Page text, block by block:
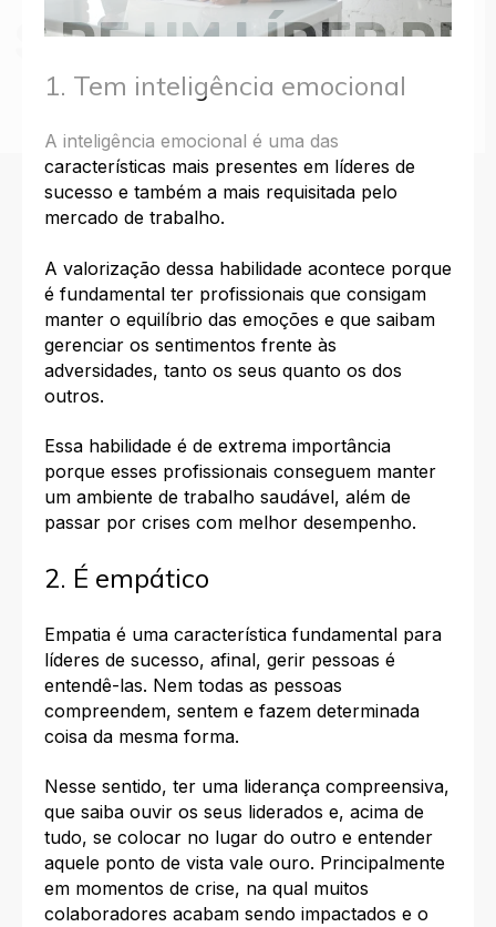
S DE UM LÍDER DE
SUCESSO
1. Tem inteligência emocional
A inteligência emocional é uma das
características mais presentes em líderes de
sucesso e também a mais requisitada pelo
mercado de trabalho.
A valorização dessa habilidade acontece porque
é fundamental ter profissionais que consigam
manter o equilíbrio das emoções e que saibam
gerenciar os sentimentos frente às
adversidades, tanto os seus quanto os dos
outros.
Essa habilidade é de extrema importância
porque esses profissionais conseguem manter
um ambiente de trabalho saudável, além de
passar por crises com melhor desempenho.
2. É empático
Empatia é uma característica fundamental para
líderes de sucesso, afinal, gerir pessoas é
entendê-las. Nem todas as pessoas
compreendem, sentem e fazem determinada
coisa da mesma forma.
Nesse sentido, ter uma liderança compreensiva,
que saiba ouvir os seus liderados e, acima de
tudo, se colocar no lugar do outro e entender
aquele ponto de vista vale ouro. Principalmente
em momentos de crise, na qual muitos
colaboradores acabam sendo impactados e o